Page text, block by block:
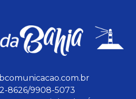
8626/9908-5073